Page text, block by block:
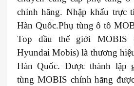
chính hãng. Nhập khẩu trực
Hàn Quốc.Phụ tùng ô tô
Top đầu thế giới MOBIS
Hyundai Mobis) là thương
Hàn Quốc. Được thành lập
tùng MOBIS chính hãng